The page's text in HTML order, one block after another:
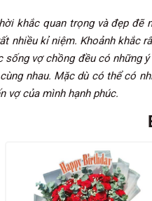
khắc quan trọng và đẹp
nhiều kỉ niệm. Khoảnh
vợ chồng đều có những
nhau. Mặc dù có thể có
vợ của mình hạnh phúc.